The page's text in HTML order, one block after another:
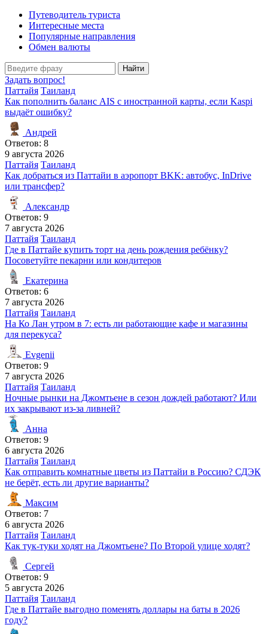
Путеводитель туриста
Интересные места
Популярные направления
Обмен валюты
Найти
Задать вопрос!
Паттайя Таиланд
Как пополнить баланс AIS с иностранной карты, если Kaspi
выдаёт ошибку?
Андрей
Ответов: 8
9 августа 2026
Паттайя Таиланд
Как добраться из Паттайи в аэропорт BKK: автобус, InDrive
или трансфер?
Александр
Ответов: 9
7 августа 2026
Паттайя Таиланд
Где в Паттайе купить торт на день рождения ребёнку?
Посоветуйте пекарни или кондитеров
Екатерина
Ответов: 6
7 августа 2026
Паттайя Таиланд
На Ко Лан утром в 7: есть ли работающие кафе и магазины
для перекуса?
Evgenii
Ответов: 9
7 августа 2026
Паттайя Таиланд
Ночные рынки на Джомтьене в сезон дождей работают? Или
их закрывают из-за ливней?
Анна
Ответов: 9
6 августа 2026
Паттайя Таиланд
Как отправить комнатные цветы из Паттайи в Россию? СДЭК
не берёт, есть ли другие варианты?
Максим
Ответов: 7
6 августа 2026
Паттайя Таиланд
Как тук-туки ходят на Джомтьене? По Второй улице ходят?
Сергей
Ответов: 9
5 августа 2026
Паттайя Таиланд
Где в Паттайе выгодно поменять доллары на баты в 2026
году?